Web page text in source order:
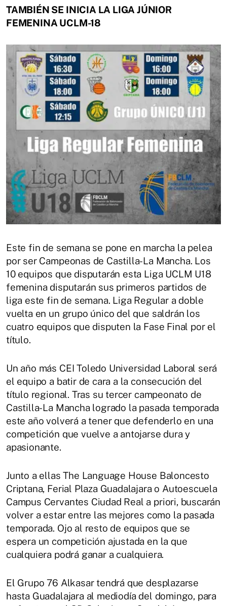
TAMBIÉN SE INICIA LA LIGA JÚNIOR
FEMENINA UCLM-18
Este fin de semana se pone en marcha la pelea
por ser Campeonas de Castilla-La Mancha. Los
10 equipos que disputarán esta Liga UCLM U18
femenina disputarán sus primeros partidos de
liga este fin de semana. Liga Regular a doble
vuelta en un grupo único del que saldrán los
cuatro equipos que disputen la Fase Final por el
título.
Un año más CEI Toledo Universidad Laboral será
el equipo a batir de cara a la consecución del
título regional. Tras su tercer campeonato de
Castilla-La Mancha logrado la pasada temporada
este año volverá a tener que defenderlo en una
competición que vuelve a antojarse dura y
apasionante.
Junto a ellas The Language House Baloncesto
Criptana, Ferial Plaza Guadalajara o Autoescuela
Campus Cervantes Ciudad Real a priori, buscarán
volver a estar entre las mejores como la pasada
temporada. Ojo al resto de equipos que se
espera un competición ajustada en la que
cualquiera podrá ganar a cualquiera.
El Grupo 76 Alkasar tendrá que desplazarse
hasta Guadalajara al mediodía del domingo, para